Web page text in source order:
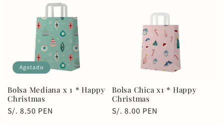
Agotado
Bolsa Mediana x 1 * Happy
Christmas
Precio
S/. 8.50 PEN
Bolsa Chica x1 * Happy
Christmas
Precio
S/. 8.00 PEN